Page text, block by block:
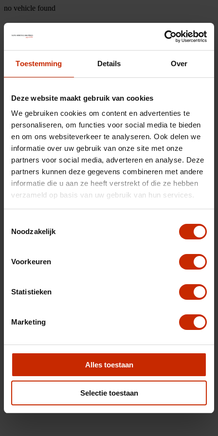
Toestemming Details Over
Deze website maakt gebruik van cookies
We gebruiken cookies om content en advertenties te
personaliseren, om functies voor social media te bieden
en om ons websiteverkeer te analyseren. Ook delen we
informatie over uw gebruik van onze site met onze
partners voor social media, adverteren en analyse. Deze
partners kunnen deze gegevens combineren met andere
informatie die u aan ze heeft verstrekt of die ze hebben
verzameld op basis van uw gebruik van hun services.
Noodzakelijk
Voorkeuren
Statistieken
Marketing
Alles toestaan
Selectie toestaan
no vehicle found